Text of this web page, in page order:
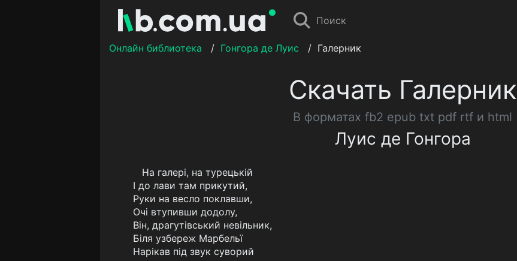
Поиск
Онлайн библиотека / Гонгора де Луис / Галерник
Скачать Галерник
В форматах fb2 epub txt pdf rtf и html
Луис де Гонгора
На галері, на турецькій
I до лави там прикутий,
Руки на весло поклавши,
Очі втупивши додолу,
Він, драгутівський невільник,
Біля узбереж Марбельї
Нарікав під звук суворий